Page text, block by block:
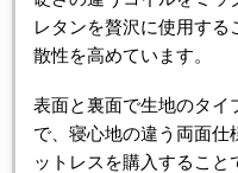
レタンを贅沢に使用す
散性を高めています。
表面と裏面で生地のタイ
で、寝心地の違う両面仕
ットレスを購入すること